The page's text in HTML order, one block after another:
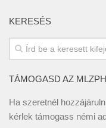
KERESÉS
TÁMOGASD AZ
Ha szeretnél
kérlek támogass némi